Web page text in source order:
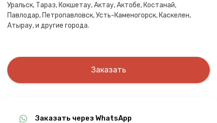
Уральск, Тараз, Кокшетау, Актау, Актобе, Костанай,
Павлодар, Петропавловск, Усть-Каменогорск, Каскелен,
Атырау, и другие города.
Заказать
Заказать через WhatsApp